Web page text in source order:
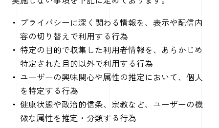
プライバシーに深く関わる情報を、表示や配信内
容の切り替えで利用する行為
特定の目的で収集した利用者情報を、あらかじめ
特定された目的以外で利用する行為
ユーザーの興味関心や属性の推定において、個人
を特定する行為
健康状態や政治的信条、宗教など、ユーザーの機
微な属性を推定・分類する行為